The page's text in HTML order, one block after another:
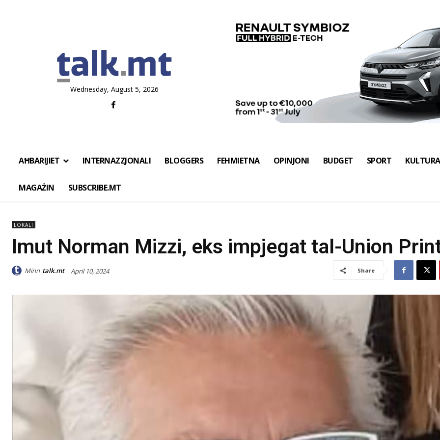
Wednesday, August 5, 2026
AĦBARIJIET INTERNAZZJONALI BLOGGERS FEHMIETNA OPINJONI BUDGET SPORT KULTURA
MAGAŻIN SUBSCRIBE.MT
LOKALI
Imut Norman Mizzi, eks impjegat tal-Union
Minn talk.mt April 10, 2024 Share